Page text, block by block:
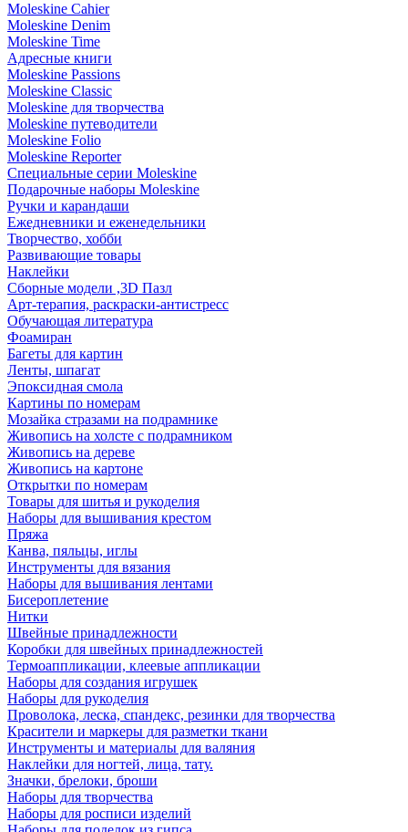
Moleskine Cahier
Moleskine Denim
Moleskine Time
Адресные книги
Moleskine Passions
Moleskine Classic
Moleskine для творчества
Moleskine путеводители
Moleskine Folio
Moleskine Reporter
Специальные серии Moleskine
Подарочные наборы Moleskine
Ручки и карандаши
Ежедневники и еженедельники
Творчество, хобби
Развивающие товары
Наклейки
Сборные модели ,3D Пазл
Арт-терапия, раскраски-антистресс
Обучающая литература
Фоамиран
Багеты для картин
Ленты, шпагат
Эпоксидная смола
Картины по номерам
Мозайка стразами на подрамнике
Живопись на холсте с подрамником
Живопись на дереве
Живопись на картоне
Открытки по номерам
Товары для шитья и рукоделия
Наборы для вышивания крестом
Пряжа
Канва, пяльцы, иглы
Инструменты для вязания
Наборы для вышивания лентами
Бисероплетение
Нитки
Швейные принадлежности
Коробки для швейных принадлежностей
Термоаппликации, клеевые аппликации
Наборы для создания игрушек
Наборы для рукоделия
Проволока, леска, спандекс, резинки для творчества
Красители и маркеры для разметки ткани
Инструменты и материалы для валяния
Наклейки для ногтей, лица, тату.
Значки, брелоки, броши
Наборы для творчества
Наборы для росписи изделий